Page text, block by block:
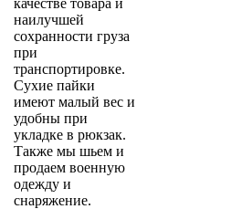
качестве товара и
наилучшей
сохранности груза
при
транспортировке.
Сухие пайки
имеют малый вес и
удобны при
укладке в рюкзак.
Также мы шьем и
продаем военную
одежду и
снаряжение.